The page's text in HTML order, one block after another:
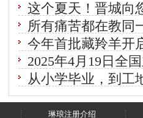
这个夏天！晋城向
所有痛苦都在教同
今年首批藏羚羊开
2025年4月19日全
从小学毕业，到工
琳琅注册介绍